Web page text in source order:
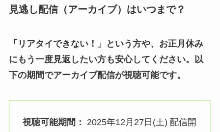
見逃し配信（アーカイブ）はいつまで？
「リアタイできない！」という方や、お正月休み
にもう一度見返したい方も安心してください。以
下の期間でアーカイブ配信が視聴可能です。
視聴可能期間：
2025年12月27日(土) 配信開